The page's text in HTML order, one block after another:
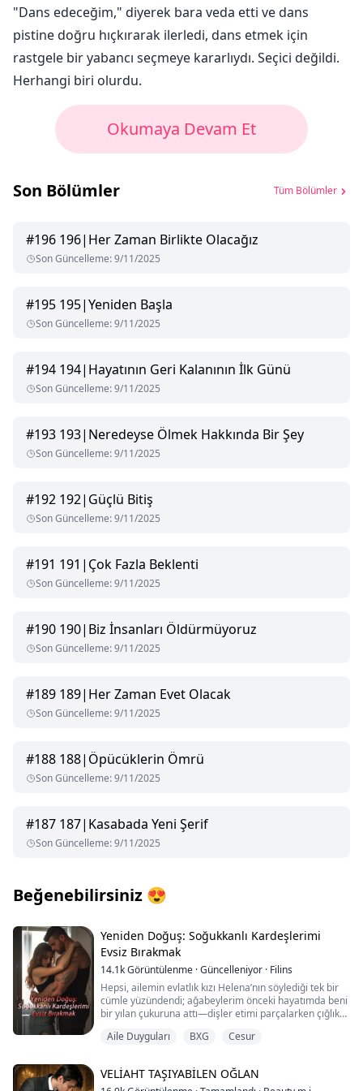
"Dans edeceğim," diyerek bara veda etti ve dans
pistine doğru hıçkırarak ilerledi, dans etmek için
rastgele bir yabancı seçmeye kararlıydı. Seçici değildi.
Herhangi biri olurdu.
Okumaya Devam Et
Son Bölümler Tüm Bölümler
#196 196|Her Zaman Birlikte Olacağız
Son Güncelleme:9/11/2025
#195 195|Yeniden Başla
Son Güncelleme:9/11/2025
#194 194|Hayatının Geri Kalanının İlk Günü
Son Güncelleme:9/11/2025
#193 193|Neredeyse Ölmek Hakkında Bir Şey
Son Güncelleme:9/11/2025
#192 192|Güçlü Bitiş
Son Güncelleme:9/11/2025
#191 191|Çok Fazla Beklenti
Son Güncelleme:9/11/2025
#190 190|Biz İnsanları Öldürmüyoruz
Son Güncelleme:9/11/2025
#189 189|Her Zaman Evet Olacak
Son Güncelleme:9/11/2025
#188 188|Öpücüklerin Ömrü
Son Güncelleme:9/11/2025
#187 187|Kasabada Yeni Şerif
Son Güncelleme:9/11/2025
Beğenebilirsiniz 😍
Yeniden Doğuş: Soğukkanlı Kardeşlerimi
Evsiz Bırakmak
14.1kGörüntülenme ·Güncelleniyor · Filins
Hepsi, ailemin evlatlık kızı Helena’nın söylediği tek bir
cümle yüzündendi; ağabeylerim önceki hayatımda beni
bir yılan çukuruna attı—dişler etimi parçalarken çığlık
da ağabeylerimin, Helena’nın özel kobayı olmam için
beni zorla kan vermeye başladığı ana geri dönmüştüm.
Aile Duyguları BXG Cesur
VELİAHT TAŞIYABİLEN OĞLAN